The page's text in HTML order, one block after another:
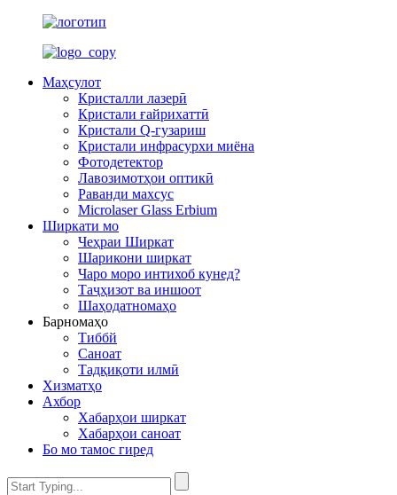
Маҳсулот
Кристалли лазерӣ
Кристали ғайрихаттӣ
Кристали Q-гузариш
Кристали инфрасурхи миёна
Фотодетектор
Лавозимотҳои оптикӣ
Раванди махсус
Microlaser Glass Erbium
Ширкати мо
Чеҳраи Ширкат
Шарикони ширкат
Чаро моро интихоб кунед?
Таҷҳизот ва иншоот
Шаҳодатномаҳо
Барномаҳо
Тиббй
Саноат
Тадқиқоти илмӣ
Хизматҳо
Ахбор
Хабарҳои ширкат
Хабарҳои саноат
Бо мо тамос гиред